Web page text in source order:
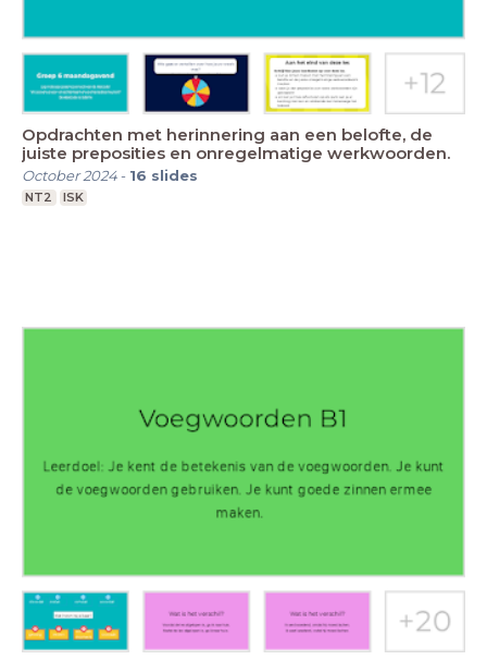
Opdrachten met herinnering aan een belofte, de
juiste preposities en onregelmatige werkwoorden.
October 2024- 16 slides
NT2 ISK